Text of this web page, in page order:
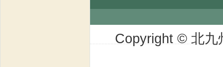
Copyright © 北九